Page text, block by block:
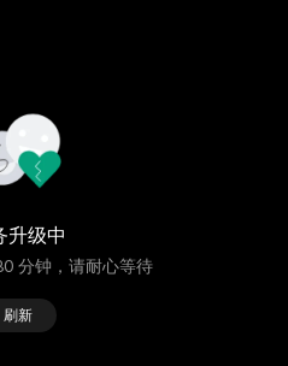
升级中
分钟，请耐心等待
刷新